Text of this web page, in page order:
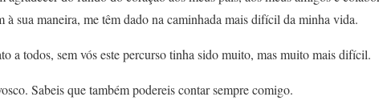
à sua maneira, me têm dado na caminhada mais difícil da minha vida.
a todos, sem vós este percurso tinha sido muito, mas muito mais difícil.
Sabeis que também podereis contar sempre comigo.